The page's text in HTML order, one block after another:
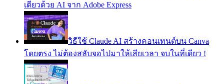
เดียวด้วย AI จาก Adobe Express
วิธีใช้ Claude AI สร้างคอนเทนต์บน Canva
โดยตรง ไม่ต้องสลับจอไปมาให้เสียเวลา จบในที่เดียว !